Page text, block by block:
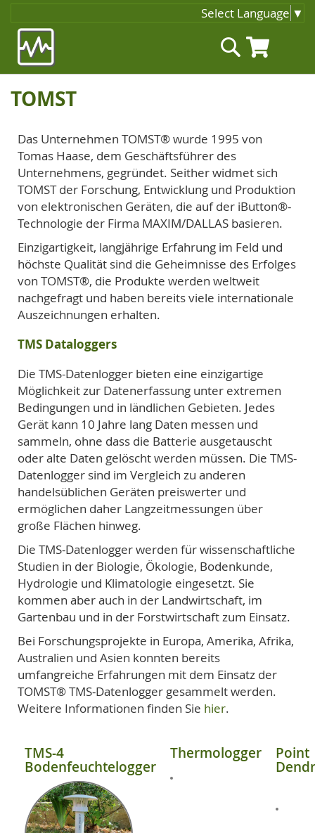
Select Language ▼
Inhalt
springen
Suche
TOMST
Das Unternehmen TOMST® wurde 1995 von
Tomas Haase, dem Geschäftsführer des
Unternehmens, gegründet. Seither widmet sich
TOMST der Forschung, Entwicklung und Produktion
von elektronischen Geräten, die auf der iButton®-
Technologie der Firma MAXIM/DALLAS basieren.
Einzigartigkeit, langjährige Erfahrung im Feld und
höchste Qualität sind die Geheimnisse des Erfolges
von TOMST®, die Produkte werden weltweit
nachgefragt und haben bereits viele internationale
Auszeichnungen erhalten.
TMS Dataloggers
Die TMS-Datenlogger bieten eine einzigartige
Möglichkeit zur Datenerfassung unter extremen
Bedingungen und in ländlichen Gebieten. Jedes
Gerät kann 10 Jahre lang Daten messen und
sammeln, ohne dass die Batterie ausgetauscht
oder alte Daten gelöscht werden müssen. Die TMS-
Datenlogger sind im Vergleich zu anderen
handelsüblichen Geräten preiswerter und
ermöglichen daher Langzeitmessungen über
große Flächen hinweg.
Die TMS-Datenlogger werden für wissenschaftliche
Studien in der Biologie, Ökologie, Bodenkunde,
Hydrologie und Klimatologie eingesetzt. Sie
kommen aber auch in der Landwirtschaft, im
Gartenbau und in der Forstwirtschaft zum Einsatz.
Bei Forschungsprojekte in Europa, Amerika, Afrika,
Australien und Asien konnten bereits
umfangreiche Erfahrungen mit dem Einsatz der
TOMST® TMS-Datenlogger gesammelt werden.
Weitere Informationen finden Sie hier.
TMS-4
Bodenfeuchtelogger
Thermologger Point